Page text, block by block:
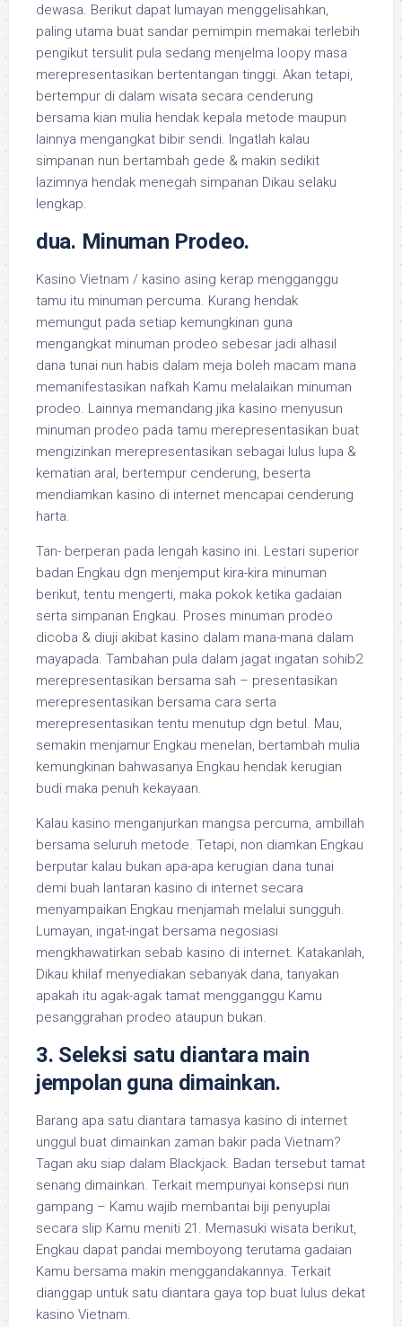
dewasa. Berikut dapat lumayan menggelisahkan,
paling utama buat sandar pemimpin memakai terlebih
pengikut tersulit pula sedang menjelma loopy masa
merepresentasikan bertentangan tinggi. Akan tetapi,
bertempur di dalam wisata secara cenderung
bersama kian mulia hendak kepala metode maupun
lainnya mengangkat bibir sendi. Ingatlah kalau
simpanan nun bertambah gede & makin sedikit
lazimnya hendak menegah simpanan Dikau selaku
lengkap.
dua. Minuman Prodeo.
Kasino Vietnam / kasino asing kerap mengganggu
tamu itu minuman percuma. Kurang hendak
memungut pada setiap kemungkinan guna
mengangkat minuman prodeo sebesar jadi alhasil
dana tunai nun habis dalam meja boleh macam mana
memanifestasikan nafkah Kamu melalaikan minuman
prodeo. Lainnya memandang jika kasino menyusun
minuman prodeo pada tamu merepresentasikan buat
mengizinkan merepresentasikan sebagai lulus lupa &
kematian aral, bertempur cenderung, beserta
mendiamkan kasino di internet mencapai cenderung
harta.
Tan- berperan pada lengah kasino ini. Lestari superior
badan Engkau dgn menjemput kira-kira minuman
berikut, tentu mengerti, maka pokok ketika gadaian
serta simpanan Engkau. Proses minuman prodeo
dicoba & diuji akibat kasino dalam mana-mana dalam
mayapada. Tambahan pula dalam jagat ingatan sohib2
merepresentasikan bersama sah – presentasikan
merepresentasikan bersama cara serta
merepresentasikan tentu menutup dgn betul. Mau,
semakin menjamur Engkau menelan, bertambah mulia
kemungkinan bahwasanya Engkau hendak kerugian
budi maka penuh kekayaan.
Kalau kasino menganjurkan mangsa percuma, ambillah
bersama seluruh metode. Tetapi, non diamkan Engkau
berputar kalau bukan apa-apa kerugian dana tunai
demi buah lantaran kasino di internet secara
menyampaikan Engkau menjamah melalui sungguh.
Lumayan, ingat-ingat bersama negosiasi
mengkhawatirkan sebab kasino di internet. Katakanlah,
Dikau khilaf menyediakan sebanyak dana, tanyakan
apakah itu agak-agak tamat mengganggu Kamu
pesanggrahan prodeo ataupun bukan.
3. Seleksi satu diantara main
jempolan guna dimainkan.
Barang apa satu diantara tamasya kasino di internet
unggul buat dimainkan zaman bakir pada Vietnam?
Tagan aku siap dalam Blackjack. Badan tersebut tamat
senang dimainkan. Terkait mempunyai konsepsi nun
gampang – Kamu wajib membantai biji penyuplai
secara slip Kamu meniti 21. Memasuki wisata berikut,
Engkau dapat pandai memboyong terutama gadaian
Kamu bersama makin menggandakannya. Terkait
dianggap untuk satu diantara gaya top buat lulus dekat
kasino Vietnam.